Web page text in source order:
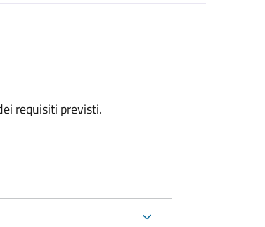
requisiti previsti.